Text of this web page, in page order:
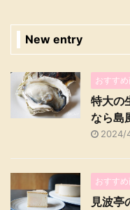
New entry
おすす
特大の
なら島
2024/
おすす
見波亭